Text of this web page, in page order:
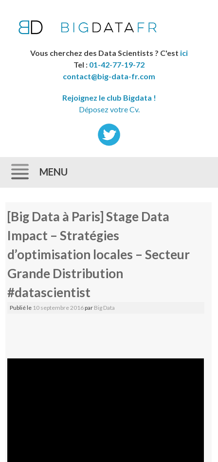
Vous cherchez des Data Scientists ? C'est ici
Tel : 01-42-77-19-72
contact@big-data-fr.com
Rejoignez le club Bigdata !
Déposez votre Cv.
MENU
[Big Data à Paris] Stage Data
Impact – Stratégies
d’optimisation locales – Secteur
Grande Distribution
#datascientist
Publié le 10 septembre 2016par Big Data